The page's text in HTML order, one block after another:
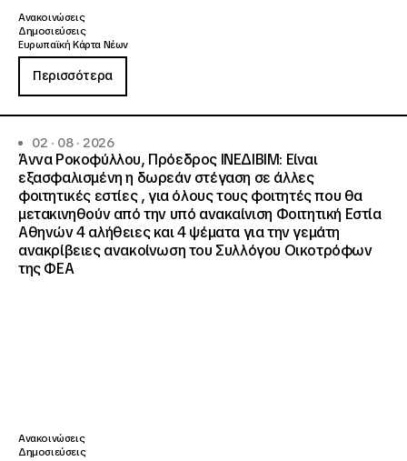
Ανακοινώσεις
Δημοσιεύσεις
Ευρωπαϊκή Κάρτα Νέων
Περισσότερα
02 · 08 · 2026
Άννα Ροκοφύλλου, Πρόεδρος ΙΝΕΔΙΒΙΜ: Είναι
εξασφαλισμένη η δωρεάν στέγαση σε άλλες
φοιτητικές εστίες , για όλους τους φοιτητές που θα
μετακινηθούν από την υπό ανακαίνιση Φοιτητική Εστία
Αθηνών 4 αλήθειες και 4 ψέματα για την γεμάτη
ανακρίβειες ανακοίνωση του Συλλόγου Οικοτρόφων
της ΦΕΑ
Ανακοινώσεις
Δημοσιεύσεις